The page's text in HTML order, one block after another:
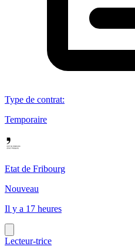
Type de contrat:
Temporaire
Etat de Fribourg
Nouveau
Il y a 17 heures
Lecteur-trice